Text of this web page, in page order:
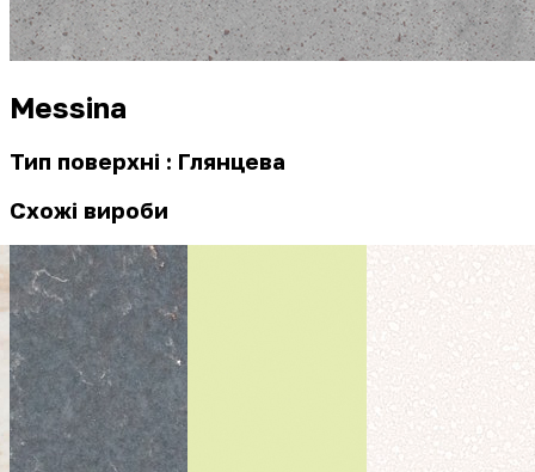
Messina
Тип поверхні : Глянцева
Схожі вироби